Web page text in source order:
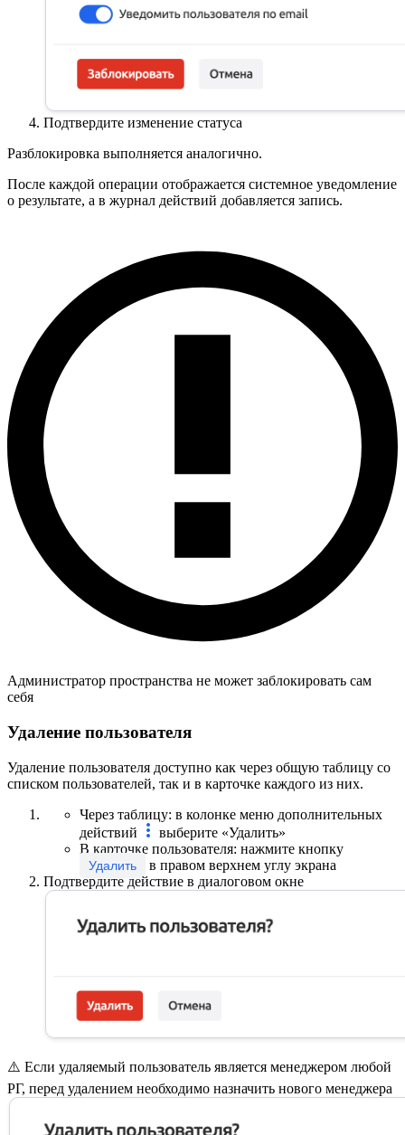
Подтвердите изменение статуса
Разблокировка выполняется аналогично.
После каждой операции отображается системное уведомление
о результате, а в журнал действий добавляется запись.
Администратор пространства не может заблокировать сам
себя
Удаление пользователя
Удаление пользователя доступно как через общую таблицу со
списком пользователей, так и в карточке каждого из них.
Через таблицу: в колонке меню дополнительных
действий
выберите «Удалить»
В карточке пользователя: нажмите кнопку
Удалить
в правом верхнем углу экрана
Подтвердите действие в диалоговом окне
⚠️ Если удаляемый пользователь является менеджером любой
РГ, перед удалением необходимо назначить нового менеджера